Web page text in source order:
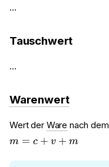
…
Tauschwert
…
Warenwert
Wert der Ware nach
m = c + v + m